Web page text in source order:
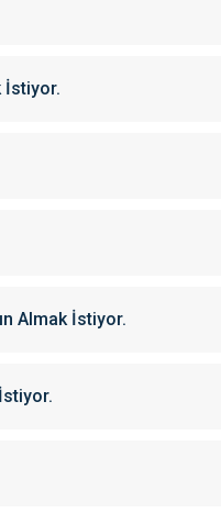
İstiyor.
Almak İstiyor.